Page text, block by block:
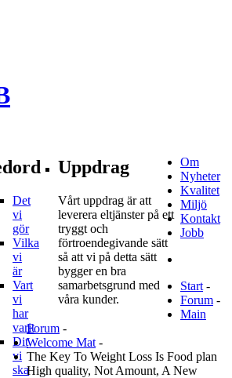
Det
vi
gör
Vilka
vi
är
Vart
vi
har
varit
Dit
vi
ska
Uppdrag
Vårt uppdrag är att
leverera eltjänster på ett
tryggt och
förtroendegivande sätt
så att vi på detta sätt
bygger en bra
samarbetsgrund med
våra kunder.
Om
Nyheter
Kvalitet
Miljö
Kontakt
Jobb
Start -
Forum -
Main
Forum -
Welcome Mat -
The Key To Weight Loss Is Food plan
High quality, Not Amount, A New